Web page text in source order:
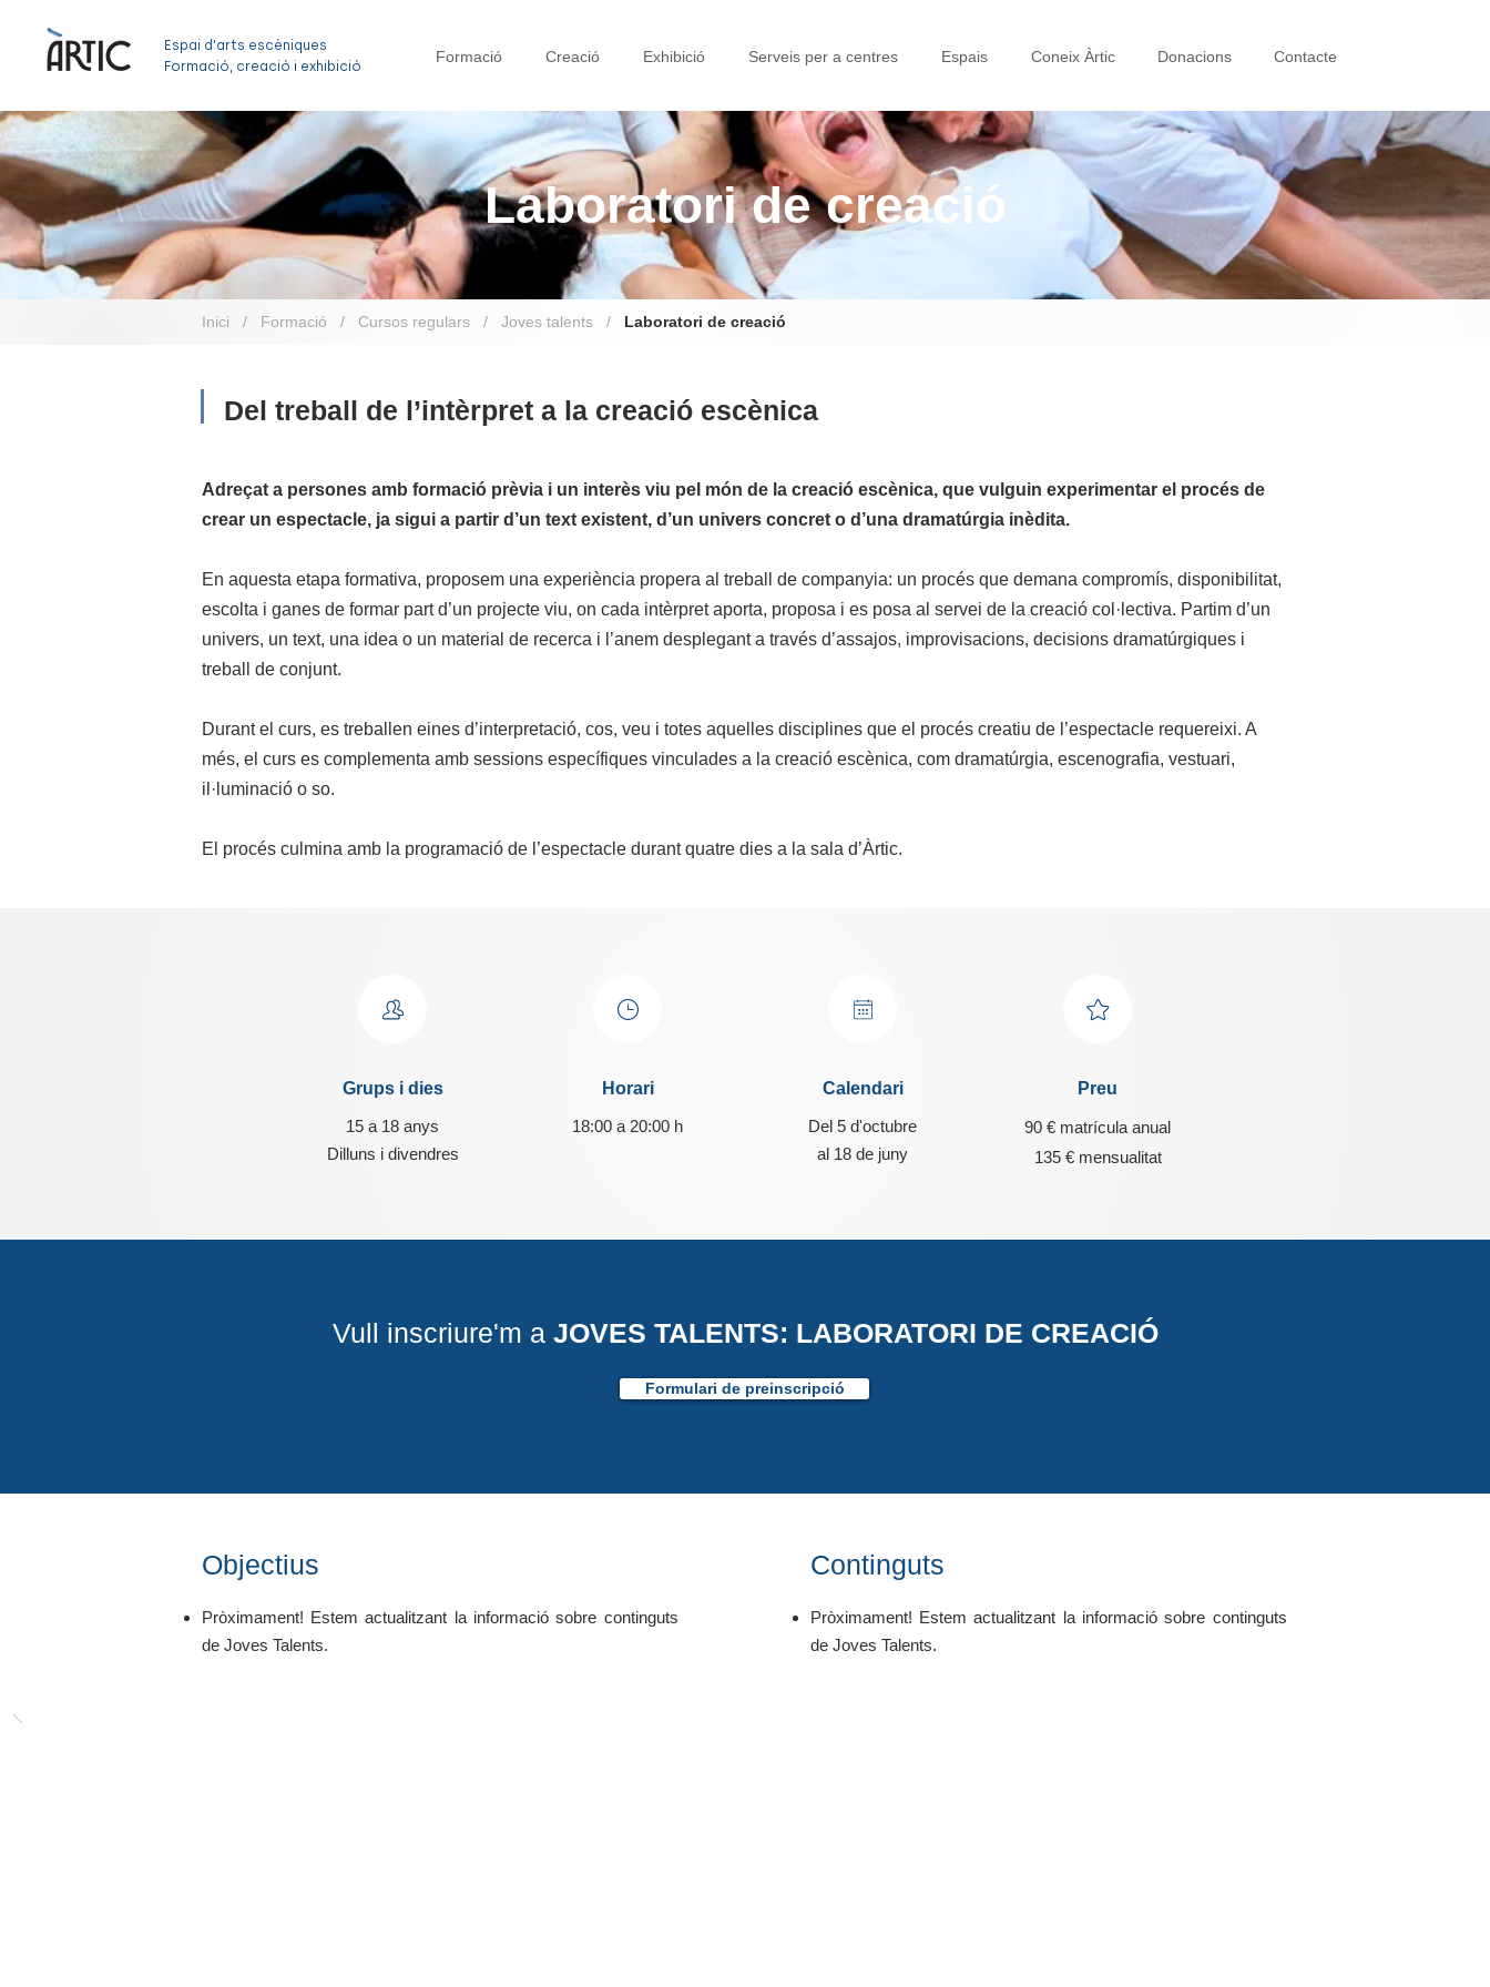
Espai d'arts escèniques
Formació, creació i exhibició
Formació Creació Exhibició Serveis per a centres Espais Coneix Àrtic Donacions Contacte
Laboratori de creació
Inici / Formació / Cursos regulars / Joves talents / Laboratori de creació
Del treball de l’intèrpret a la creació escènica
Adreçat a persones amb formació prèvia i un interès viu pel món de la creació escènica, que vulguin experimentar el procés de
crear un espectacle, ja sigui a partir d’un text existent, d’un univers concret o d’una dramatúrgia inèdita.
En aquesta etapa formativa, proposem una experiència propera al treball de companyia: un procés que demana compromís, disponibilitat,
escolta i ganes de formar part d’un projecte viu, on cada intèrpret aporta, proposa i es posa al servei de la creació col·lectiva. Partim d’un
univers, un text, una idea o un material de recerca i l’anem desplegant a través d’assajos, improvisacions, decisions dramatúrgiques i
treball de conjunt.
Durant el curs, es treballen eines d’interpretació, cos, veu i totes aquelles disciplines que el procés creatiu de l’espectacle requereixi. A
més, el curs es complementa amb sessions específiques vinculades a la creació escènica, com dramatúrgia, escenografia, vestuari,
il·luminació o so.
El procés culmina amb la programació de l’espectacle durant quatre dies a la sala d’Àrtic.
Grups i dies
15 a 18 anys
Dilluns i divendres
Horari
18:00 a 20:00 h
Calendari
Del 5 d'octubre
al 18 de juny
Preu
90 € matrícula anual
135 € mensualitat
Vull inscriure'm a JOVES TALENTS: LABORATORI DE CREACIÓ
Formulari de preinscripció
Objectius
Pròximament! Estem actualitzant la informació sobre continguts
de Joves Talents.
Continguts
Pròximament! Estem actualitzant la informació sobre continguts
de Joves Talents.